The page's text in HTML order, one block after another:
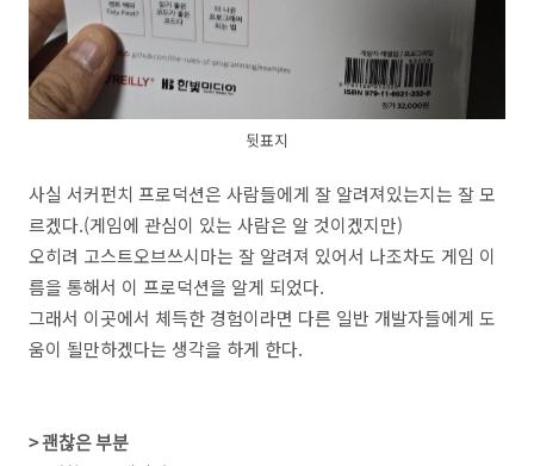
뒷표지
사실 서커펀치 프로덕션은 사람들에게 잘 알려져있는지는 잘 모
르겠다.(게임에 관심이 있는 사람은 알 것이겠지만)
오히려 고스트오브쓰시마는 잘 알려져 있어서 나조차도 게임 이
름을 통해서 이 프로덕션을 알게 되었다.
그래서 이곳에서 체득한 경험이라면 다른 일반 개발자들에게 도
움이 될만하겠다는 생각을 하게 한다.
> 괜찮은 부분